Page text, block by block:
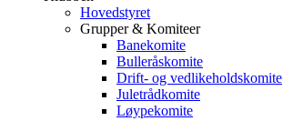
Hovedstyret
Grupper & Komiteer
Banekomite
Bulleråskomite
Drift- og vedlikeholdskomite
Juletrådkomite
Løypekomite